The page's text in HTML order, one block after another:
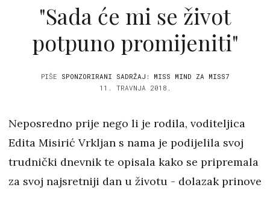
"Sada će mi se život
potpuno promijeniti"
PIŠE SPONZORIRANI SADRŽAJ: MISS MIND ZA MISS7
11. TRAVNJA 2018.
Neposredno prije nego li je rodila, voditeljica
Edita Misirić Vrkljan s nama je podijelila svoj
trudnički dnevnik te opisala kako se pripremala
za svoj najsretniji dan u životu - dolazak prinove